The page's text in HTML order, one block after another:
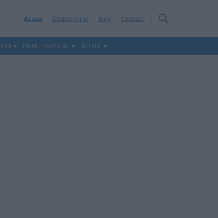
Acasa Despre mine Blog Contact
PAINE, PATISERIE ALTELE